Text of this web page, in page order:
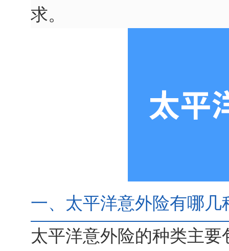
求。
一、太平洋意外险有哪几
太平洋意外险的种类主要